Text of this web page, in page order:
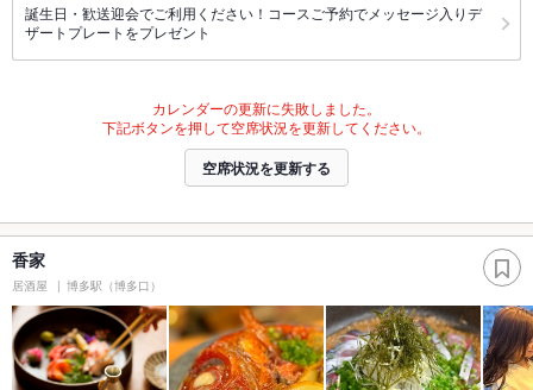
誕生日・歓送迎会でご利用ください！コースご予約でメッセージ入りデ
ザートプレートをプレゼント
カレンダーの更新に失敗しました。
下記ボタンを押して空席状況を更新してください。
空席状況を更新する
香家
居酒屋 博多駅（博多口）